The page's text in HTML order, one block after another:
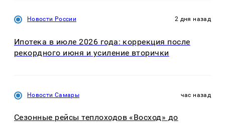
Новости России 2 дня назад
Ипотека в июле 2026 года: коррекция после
рекордного июня и усиление вторички
Новости Самары час назад
Сезонные рейсы теплоходов «Восход» до